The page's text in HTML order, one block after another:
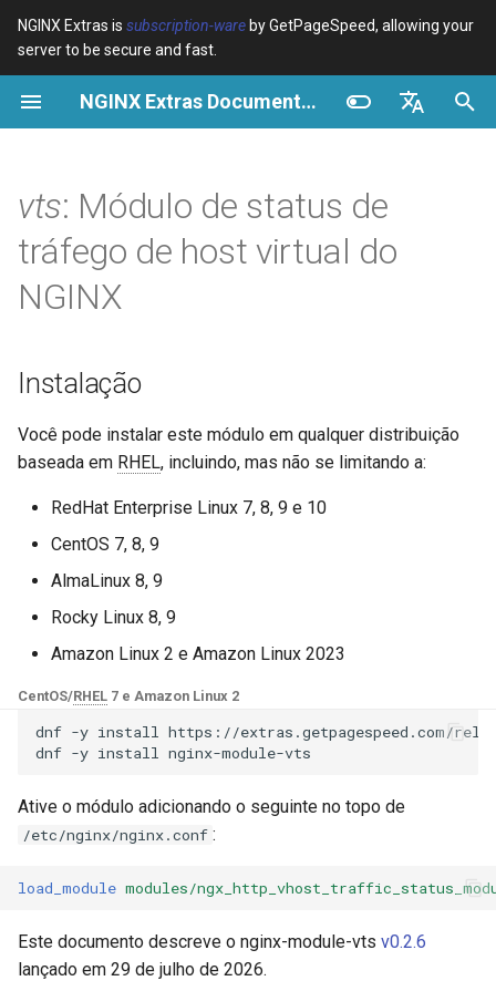
NGINX Extras is subscription-ware by GetPageSpeed, allowing your
server to be secure and fast.
NGINX Extras Documentation
Español
Português (Brasil)
I
n
z
a
n
Variables $bot_name
$bot_producer
$browser_version
$is_ai_crawler
$is_bot
Examples
Troubleshooting
Related
Directives geoip2
geoip2_proxy
Examples
Troubleshooting
Related
Teste
Capturas de tela
Descrição
Cálculos e Intervalos
Médias
Controle
Para obter o status das
real
completas
Para obter zonas de grupo
tráfego em tempo real
acme
ada
auto-ssl
aws-auth
balancer
cache
consul-event
consul
cookie
counter
Cache
Desempenho
Segurança
RHEL/CentOS
NGINX-MOD - NGINX
aprimorado com HTTP/3,
HPACK e verificações de
Servidor Web Tengine -
Rocky Linux
Módulos NGINX para o Painel
RPM
Módulos NGINX do cPanel
EA4 - Transforme ea-nginx
em uma Potência de
Desempenho e Segurança
Suporte a NGINX HTTP/3
QUIC - Pacotes RPM para
Angie Web Server - Instalar
Linux e AlmaLinux
vts: Módulo de status de
tráfego de host virtual do
NGINX
Instalação
Você pode instalar este módulo em qualquer distribuição
baseada em RHEL, incluindo, mas não se limitando a:
RedHat Enterprise Linux 7, 8, 9 e 10
CentOS 7, 8, 9
AlmaLinux 8, 9
Rocky Linux 8, 9
Amazon Linux 2 e Amazon Linux 2023
CentOS/RHEL 7 e Amazon Linux 2
dnf -y install
https://extras.getpagespeed.com/
dnf -y install
Ative o módulo adicionando o seguinte no topo de
/etc/nginx/nginx.conf :
load_module modules/
Este documento descreve o nginx-module-vts v0.2.6
lançado em 29 de julho de 2026.